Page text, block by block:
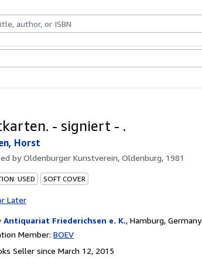
- signiert - .
Horst
byOldenburger Kunstverein, Oldenburg, 1981
USED SOFT COVER
Later
Antiquariat Friederichsen e. K., Hamburg, Germany
Member: BOEV
Seller since March 12, 2015